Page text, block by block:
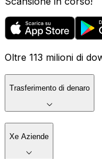
Oltre 113 milioni di
Trasferimento di denaro
Xe Aziende